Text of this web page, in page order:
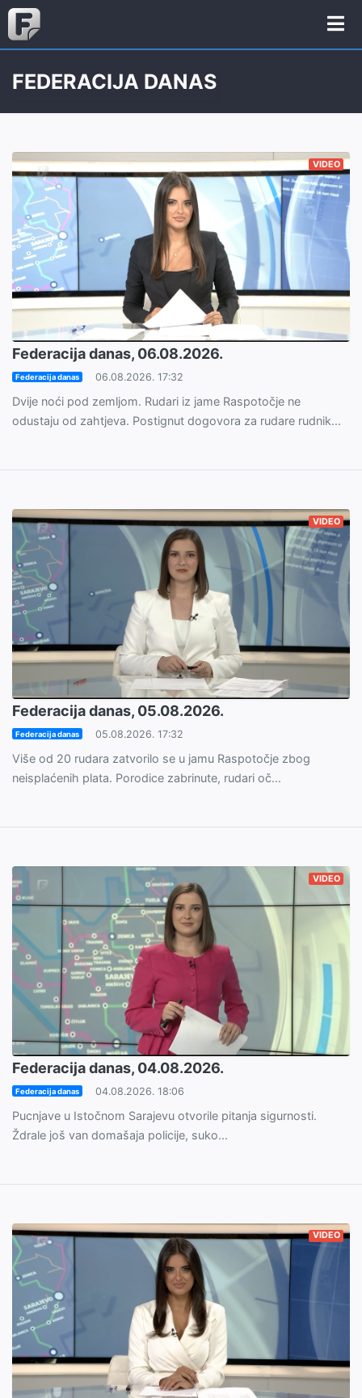
FEDERACIJA DANAS
VIDEO
Federacija danas, 06.08.2026.
Federacija danas 06.08.2026. 17:32
Dvije noći pod zemljom. Rudari iz jame Raspotočje ne
odustaju od zahtjeva. Postignut dogovora za rudare rudnik...
VIDEO
Federacija danas, 05.08.2026.
Federacija danas 05.08.2026. 17:32
Više od 20 rudara zatvorilo se u jamu Raspotočje zbog
neisplaćenih plata. Porodice zabrinute, rudari oč...
VIDEO
Federacija danas, 04.08.2026.
Federacija danas 04.08.2026. 18:06
Pucnjave u Istočnom Sarajevu otvorile pitanja sigurnosti.
Ždrale još van domašaja policije, suko...
VIDEO